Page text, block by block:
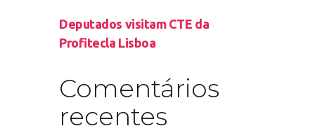
Deputados visitam CTE da
Profitecla Lisboa
Comentários
recentes